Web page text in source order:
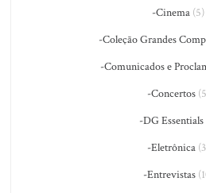
-Cinema (5)
-Coleção Grandes
-Comunicados e
-Concertos
-DG Essentials
-Eletrônica
-Entrevistas